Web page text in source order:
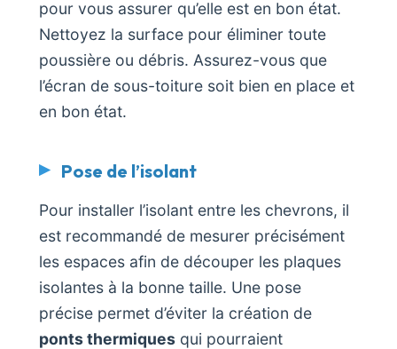
pour vous assurer qu’elle est en bon état.
Nettoyez la surface pour éliminer toute
poussière ou débris. Assurez-vous que
l’écran de sous-toiture soit bien en place et
en bon état.
Pose de l’isolant
Pour installer l’isolant entre les chevrons, il
est recommandé de mesurer précisément
les espaces afin de découper les plaques
isolantes à la bonne taille. Une pose
précise permet d’éviter la création de
ponts thermiques qui pourraient